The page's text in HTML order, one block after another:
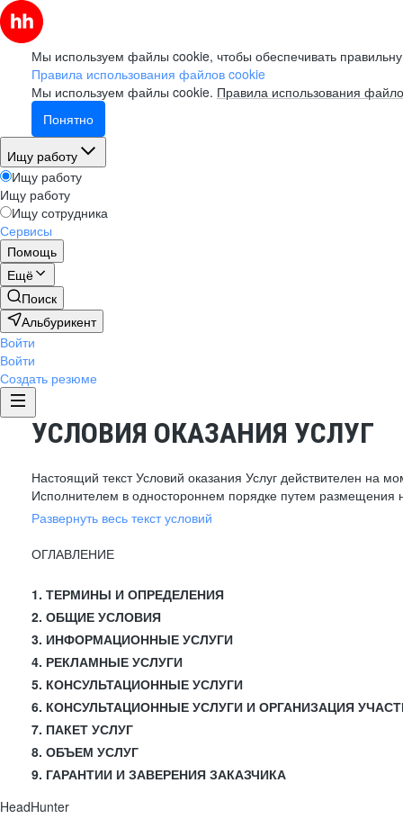
Мы используем файлы cookie, чтобы обеспечивать
Правила использования файлов cookie
Мы используем файлы cookie. Правила использования
Понятно
Ищу работу
Ищу работу
Ищу работу
Ищу сотрудника
Сервисы
Помощь
Ещё
Поиск
Альбурикент
Войти
Войти
Создать резюме
УСЛОВИЯ ОКАЗАНИЯ УСЛУГ
Настоящий текст Условий оказания Услуг действителен на
Исполнителем в одностороннем порядке путем размещения
Развернуть весь текст условий
ОГЛАВЛЕНИЕ
1. ТЕРМИНЫ И ОПРЕДЕЛЕНИЯ
2. ОБЩИЕ УСЛОВИЯ
3. ИНФОРМАЦИОННЫЕ УСЛУГИ
4. РЕКЛАМНЫЕ УСЛУГИ
5. КОНСУЛЬТАЦИОННЫЕ УСЛУГИ
6. КОНСУЛЬТАЦИОННЫЕ УСЛУГИ И ОРГАНИЗАЦИЯ
7. ПАКЕТ УСЛУГ
8. ОБЪЕМ УСЛУГ
9. ГАРАНТИИ И ЗАВЕРЕНИЯ ЗАКАЗЧИКА
HeadHunter